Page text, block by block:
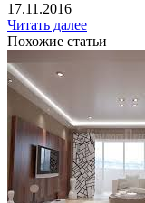
17.11.2016
Читать далее
Похожие статьи